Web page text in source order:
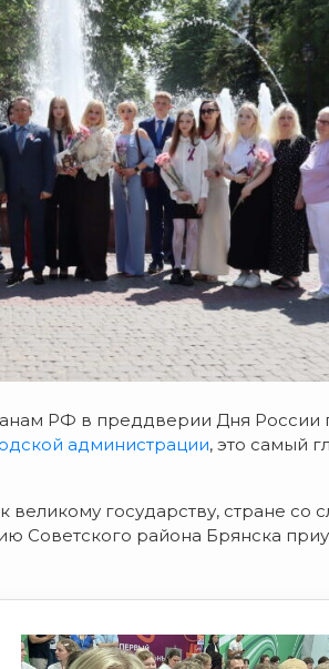
РФ в преддверии Дня России
администрации, это самый
великому государству, стране со
Советского района Брянска